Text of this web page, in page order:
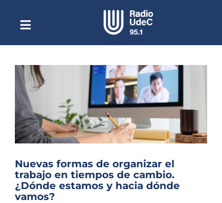
contenidoToggle
NavigationEscuchar Radio UdeC en vivo
Quiénes Somos
Programación
Podcast
Noticias
Columnas
Música Clásica
Nuevas formas de organizar el
trabajo en tiempos de cambio.
¿Dónde estamos y hacia dónde
vamos?